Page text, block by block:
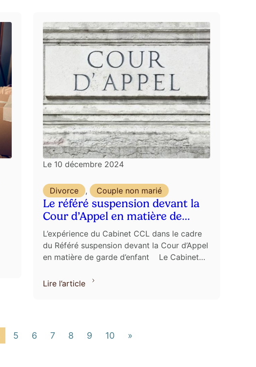
Le 10 décembre 2024
Divorce , Couple non marié
Le référé suspension devant la
Cour d’Appel en matière de
garde d’enfant
L’expérience du Cabinet CCL dans le cadre
du Référé suspension devant la Cour d’Appel
en matière de garde d’enfant Le Cabinet
...
Lire l’article
5 6 7 8 9 10 »